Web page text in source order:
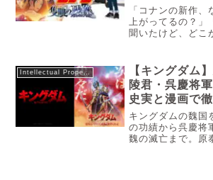
「コナンの新作、
上がってるの？
聞いたけど、どこ
残像』が興行収
成した背景から、
ール、SNSでの反
なった長野・野辺
トまでをわかりや
す。
Intellectual Property
【キングダム
陵君・呉慶将
史実と漫画で
キングダムの魏国
の功績から呉慶将
魏の滅亡まで。原